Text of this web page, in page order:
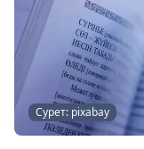
Сурет: pixabay